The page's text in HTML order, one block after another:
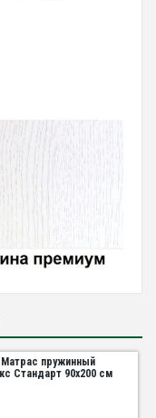
Матрас пружинный
Стандарт 90х200 см